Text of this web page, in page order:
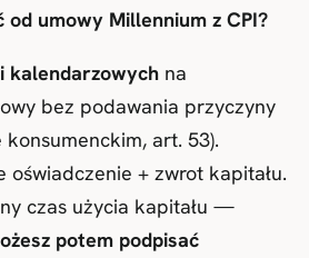
od umowy Millennium z CPI?
kalendarzowych na
bez podawania przyczyny
art. 53).
oświadczenie + zwrot kapitału.
czas użycia kapitału —
potem podpisać